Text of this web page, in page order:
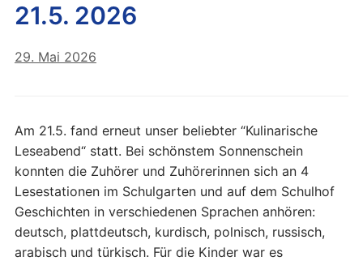
21.5. 2026
29. Mai 2026
Am 21.5. fand erneut unser beliebter “Kulinarische
Leseabend“ statt. Bei schönstem Sonnenschein
konnten die Zuhörer und Zuhörerinnen sich an 4
Lesestationen im Schulgarten und auf dem Schulhof
Geschichten in verschiedenen Sprachen anhören:
deutsch, plattdeutsch, kurdisch, polnisch, russisch,
arabisch und türkisch. Für die Kinder war es